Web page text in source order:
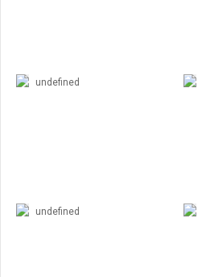
undefined
undefined